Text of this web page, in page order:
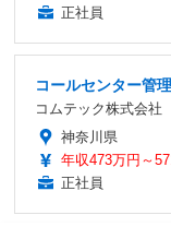
正社員
コールセンター管
コムテック株式会社
神奈川県
年収473万円～
正社員